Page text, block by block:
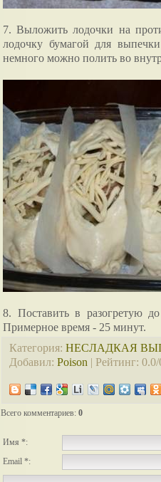
7. Выложить лодочки на
лодочку бумагой для
немного можно полить во
8. Поставить в разогретую
Примерное время - 25 минут.
Категория: НЕСЛАДКАЯ
Добавил: Poison | Рейтинг: 0.0/
Всего комментариев: 0
Имя *:
Email *: